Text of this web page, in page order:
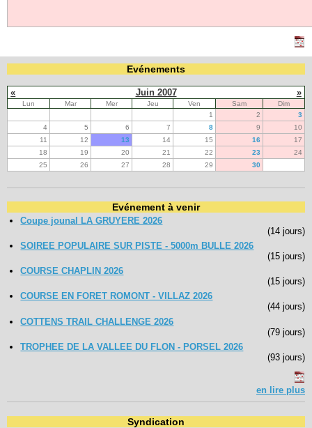
Evénements
« Juin 2007 »
Lun Mar Mer Jeu Ven Sam
Dim
1
2
3
4
5 6 7 8 9
10
11
12 13 14 15 16
17
18
19 20 21 22 23
24
25
26 27 28 29 30
Evénement à venir
Coupe jounal LA GRUYERE 2026
(14 jours)
SOIREE POPULAIRE SUR PISTE - 5000m BULLE 2026
(15 jours)
COURSE CHAPLIN 2026
(15 jours)
COURSE EN FORET ROMONT - VILLAZ 2026
(44 jours)
COTTENS TRAIL CHALLENGE 2026
(79 jours)
TROPHEE DE LA VALLEE DU FLON - PORSEL 2026
(93 jours)
en lire plus
Syndication